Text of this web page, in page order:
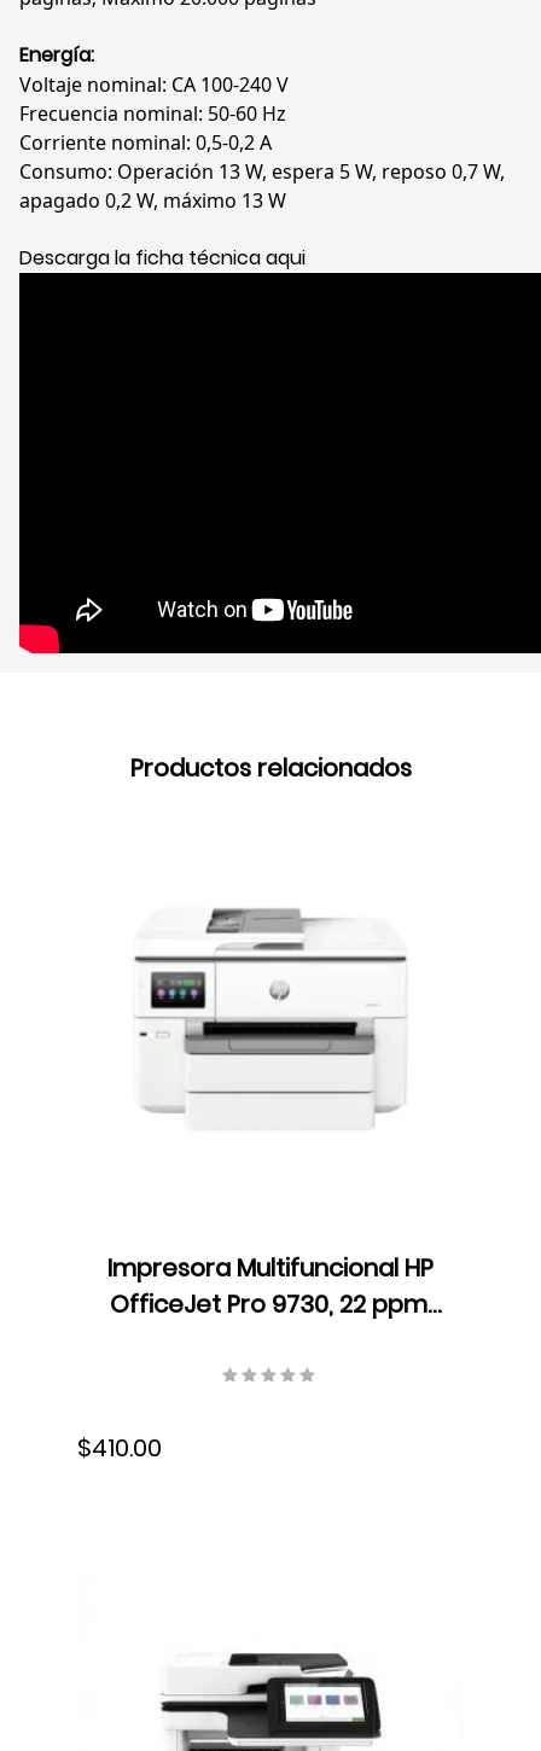
Energía:
Voltaje nominal: CA 100-240 V
Frecuencia nominal: 50-60 Hz
Corriente nominal: 0,5-0,2 A
Consumo: Operación 13 W, espera 5 W, reposo 0,7 W,
apagado 0,2 W, máximo 13 W
Descarga la ficha técnica aqui
Productos relacionados
Impresora Multifuncional HP
OfficeJet Pro 9730, 22 ppm,
537P5C#AKY
$410.00